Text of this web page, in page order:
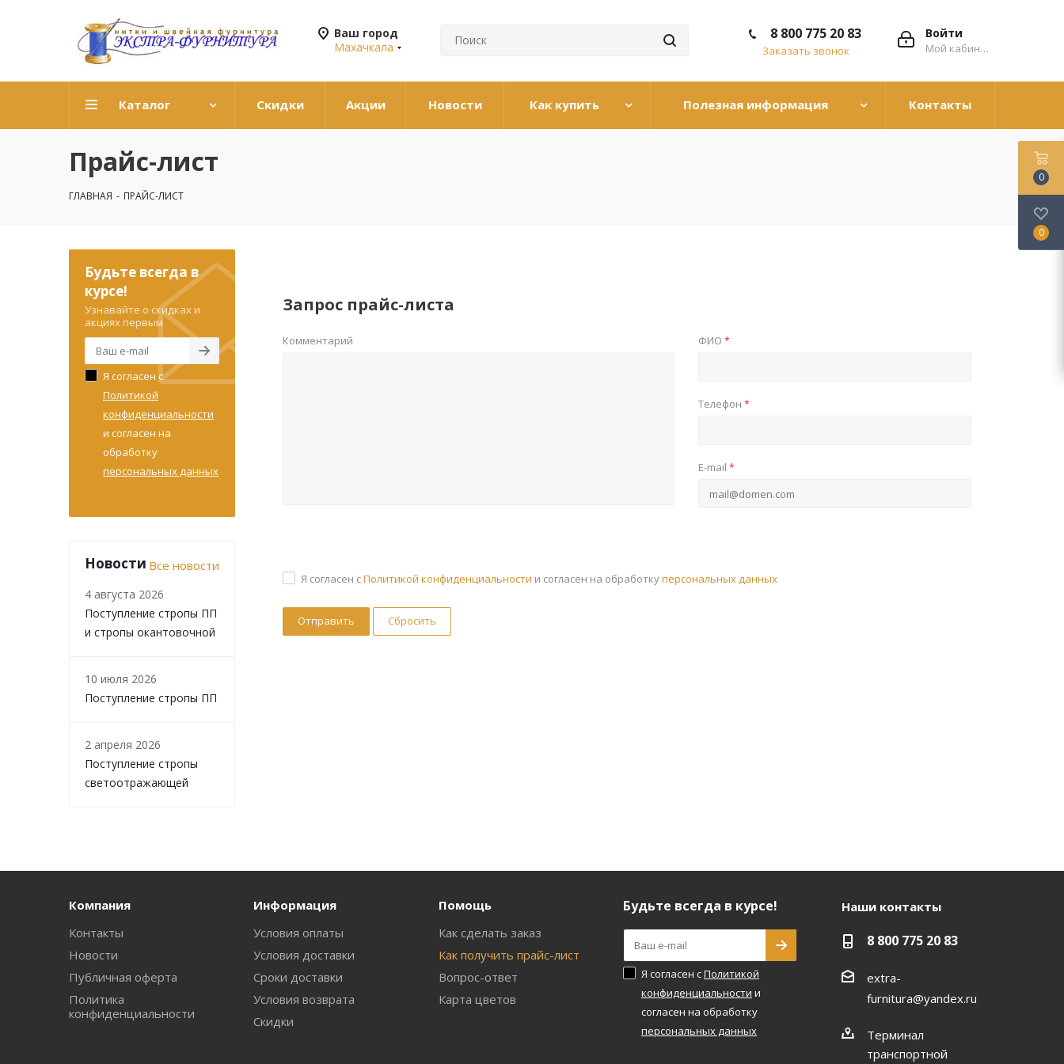
Ваш город
Махачкала
Войти
Мой кабинет
8 800 775 20 83
Заказать звонок
Каталог Скидки Акции Новости Как купить Полезная информация Контакты
Прайс-лист
ГЛАВНАЯ - ПРАЙС-ЛИСТ
Запрос прайс-листа
Комментарий ФИО *
Телефон *
E-mail *
Я согласен сПолитикой конфиденциальности и согласен на обработкуперсональных данных
Сбросить
Будьте всегда в
курсе!
Узнавайте о скидках и
акциях первым
Я согласен с
Политикой
конфиденциальности
и согласен на
обработку
персональных данных
Новости Все новости
4 августа 2026
Поступление стропы ПП
и стропы окантовочной
10 июля 2026
Поступление стропы ПП
2 апреля 2026
Поступление стропы
светоотражающей
Компания
Контакты
Новости
Публичная оферта
Политика
конфиденциальности
Информация
Условия оплаты
Условия доставки
Сроки доставки
Условия возврата
Скидки
Помощь
Как сделать заказ
Как получить прайс-лист
Вопрос-ответ
Карта цветов
Будьте всегда в курсе!
Я согласен сПолитикой
конфиденциальности и
согласен на обработку
персональных данных
Наши контакты
8 800 775 20 83
extra-
furnitura@yandex.ru
Терминал
транспортной
0
0